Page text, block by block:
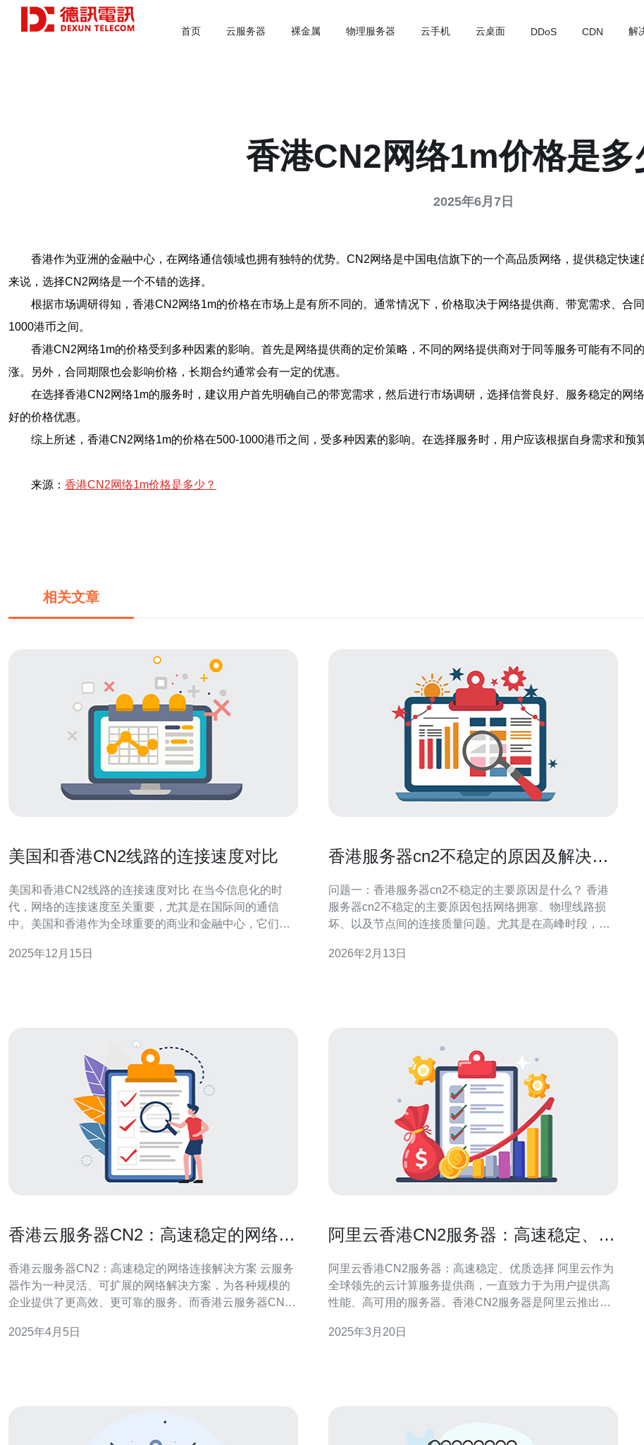
首页 云服务器 裸金属 物理服务器 云手机 云桌面 DDoS CDN 解
香港CN2网络1m价格是多
2025年6月7日
香港作为亚洲的金融中心，在网络通信领域也拥有独特的优势。CN2网络是中国电信旗下的一个高品质网络，提供稳定快
来说，选择CN2网络是一个不错的选择。
根据市场调研得知，香港CN2网络1m的价格在市场上是有所不同的。通常情况下，价格取决于网络提供商、带宽需求、合
1000港币之间。
香港CN2网络1m的价格受到多种因素的影响。首先是网络提供商的定价策略，不同的网络提供商对于同等服务可能有不同
涨。另外，合同期限也会影响价格，长期合约通常会有一定的优惠。
在选择香港CN2网络1m的服务时，建议用户首先明确自己的带宽需求，然后进行市场调研，选择信誉良好、服务稳定的网
好的价格优惠。
综上所述，香港CN2网络1m的价格在500-1000港币之间，受多种因素的影响。在选择服务时，用户应该根据自身需求和预
来源： 香港CN2网络1m价格是多少？
相关文章
美国和香港CN2线路的连接速度对比
美国和香港CN2线路的连接速度对比 在当今信息化的时
代，网络的连接速度至关重要，尤其是在国际间的通信
中。美国和香港作为全球重要的商业和金融中心，它们之
将对这两者之间的连接速度进行深入分析，并提供一些有
2025年12月15日
香港服务器cn2不稳定的原因及解决方
问题一：香港服务器cn2不稳定的主要原因是什么？ 香港
服务器cn2不稳定的主要原因包括网络拥塞、物理线路损
坏、以及节点间的连接质量问题。尤其是在高峰时段，用
包现象。此外，物理线路的损坏或维护也会影响到服务器
2026年2月13日
香港云服务器CN2：高速稳定的网络连
香港云服务器CN2：高速稳定的网络连接解决方案 云服务
器作为一种灵活、可扩展的网络解决方案，为各种规模的
企业提供了更高效、更可靠的服务。而香港云服务器CN2
于速度和稳定性的需求。 香港云服务器CN2是一种基于
2025年4月5日
阿里云香港CN2服务器：高速稳定、优
阿里云香港CN2服务器：高速稳定、优质选择 阿里云作为
全球领先的云计算服务提供商，一直致力于为用户提供高
性能、高可用的服务器。香港CN2服务器是阿里云推出的
港CN2服务器的特点和优势。 香港CN2服务器采用了独立
2025年3月20日